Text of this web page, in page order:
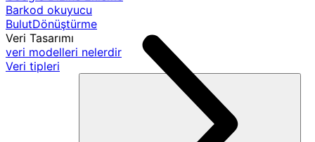
Barkod okuyucu
BulutDönüştürme
Veri Tasarımı
veri modelleri nelerdir
Veri tipleri